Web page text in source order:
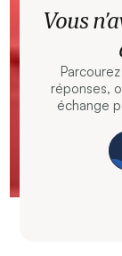
Vous
réponses,
échange